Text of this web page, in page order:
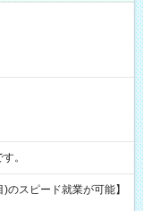
す。
スピード就業が可能】